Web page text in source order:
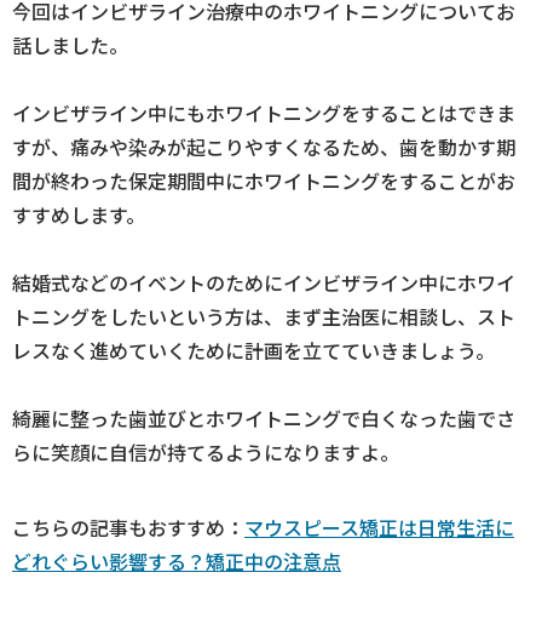
今回はインビザライン治療中のホワイトニングについてお
話しました。
インビザライン中にもホワイトニングをすることはできま
すが、痛みや染みが起こりやすくなるため、歯を動かす期
間が終わった保定期間中にホワイトニングをすることがお
すすめします。
結婚式などのイベントのためにインビザライン中にホワイ
トニングをしたいという方は、まず主治医に相談し、スト
レスなく進めていくために計画を立てていきましょう。
綺麗に整った歯並びとホワイトニングで白くなった歯でさ
らに笑顔に自信が持てるようになりますよ。
こちらの記事もおすすめ： マウスピース矯正は日常生活に
どれぐらい影響する？矯正中の注意点